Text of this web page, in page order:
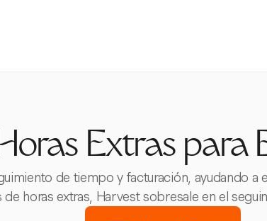
Extras para
de tiempo y facturación, ayudando a
horas extras, Harvest sobresale en el